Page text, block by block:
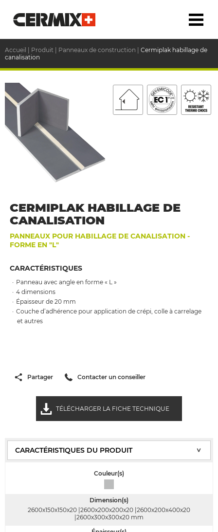
Accueil Produit Panneaux de construction
Cermiplak habillage de
canalisation
CERMIPLAK HABILLAGE DE
CANALISATION
PANNEAUX POUR HABILLAGE DE CANALISATION -
FORME EN "L"
CARACTÉRISTIQUES
Panneau avec angle en forme « L »
4 dimensions
Épaisseur de 20 mm
Couche d’adhérence pour application de crépi, colle à carrelage
et autres
Partager Contacter un conseiller
TÉLÉCHARGER LA FICHE TECHNIQUE
Couleur(s)
Dimension(s)
2600x150x150x20 |2600x200x200x20 |2600x200x400x20
|2600x300x300x20 mm